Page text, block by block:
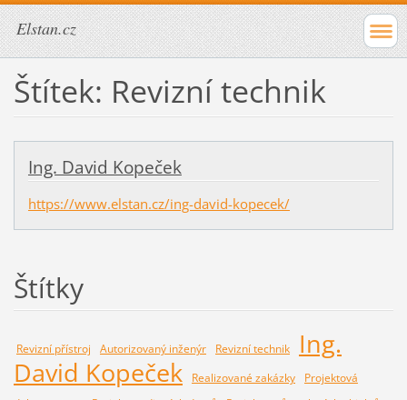
Elstan.cz
Štítek: Revizní technik
Ing. David Kopeček
https://www.elstan.cz/ing-david-kopecek/
Štítky
Revizní přístroj Autorizovaný inženýr Revizní technik
Ing.
David Kopeček
Realizované zakázky
Projektová